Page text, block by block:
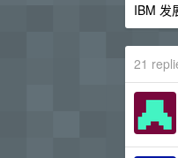
IBM 发
21